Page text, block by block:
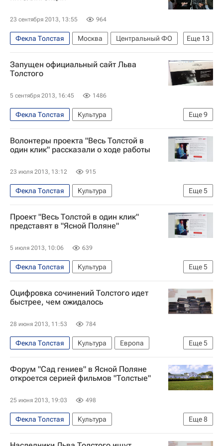
23 сентября 2013, 13:55 964
Еще 13
Фекла Толстая Москва
Центральный ФО
Весь мир
Европа
Никас Сафронов
Татьяна Самойлова
Алексей Митрофанов
Лев Толстой (писатель)
Александр Невский
Вера Васильева
Сергей Соловьев (режиссер)
ГК "Галс"
Россия
Запущен официальный сайт Льва
Толстого
5 сентября 2013, 16:45 1486
Еще9
Фекла Толстая
Культура
Проект "Весь Толстой в один клик"
Европа
Весь мир
Лев Толстой (писатель)
Государственный музей Л. Н. Толстого
Россия
Волонтеры проекта "Весь Толстой в
один клик" рассказали о ходе работы
23 июля 2013, 13:12 915
Еще5
Фекла Толстая
Культура
Проект "Весь Толстой в один клик"
Европа
Весь мир
Лев Толстой (писатель)
Проект "Весь Толстой в один клик"
представят в "Ясной Поляне"
5 июля 2013, 10:06 639
Еще5
Фекла Толстая
Культура
Проект "Весь Толстой в один клик"
Ясная Поляна
Лев Толстой (писатель)
Оцифровка сочинений Толстого идет
быстрее, чем ожидалось
28 июня 2013, 11:53 784
Еще5
Фекла Толстая Культура
Европа
Весь мир
Лев Толстой (писатель)
ABBYY
Проект "Весь Толстой в один клик"
Россия
Форум "Сад гениев" в Ясной Поляне
откроется серией фильмов "Толстые"
25 июня 2013, 19:03 498
Еще8
Фекла Толстая
Культура
Тульская область
Европа